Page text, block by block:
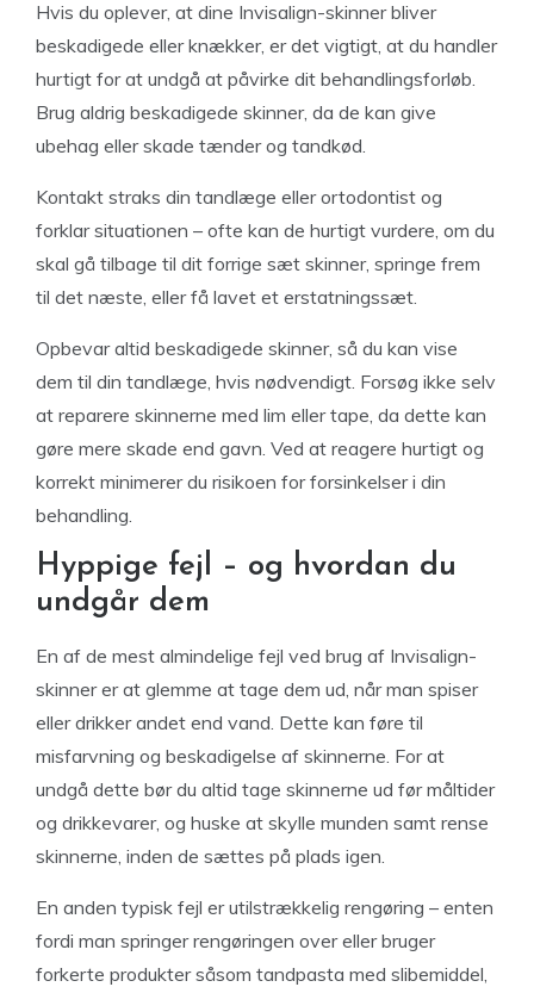
Hvis du oplever, at dine Invisalign-skinner bliver
beskadigede eller knækker, er det vigtigt, at du handler
hurtigt for at undgå at påvirke dit behandlingsforløb.
Brug aldrig beskadigede skinner, da de kan give
ubehag eller skade tænder og tandkød.
Kontakt straks din tandlæge eller ortodontist og
forklar situationen – ofte kan de hurtigt vurdere, om du
skal gå tilbage til dit forrige sæt skinner, springe frem
til det næste, eller få lavet et erstatningssæt.
Opbevar altid beskadigede skinner, så du kan vise
dem til din tandlæge, hvis nødvendigt. Forsøg ikke selv
at reparere skinnerne med lim eller tape, da dette kan
gøre mere skade end gavn. Ved at reagere hurtigt og
korrekt minimerer du risikoen for forsinkelser i din
behandling.
Hyppige fejl – og hvordan du
undgår dem
En af de mest almindelige fejl ved brug af Invisalign-
skinner er at glemme at tage dem ud, når man spiser
eller drikker andet end vand. Dette kan føre til
misfarvning og beskadigelse af skinnerne. For at
undgå dette bør du altid tage skinnerne ud før måltider
og drikkevarer, og huske at skylle munden samt rense
skinnerne, inden de sættes på plads igen.
En anden typisk fejl er utilstrækkelig rengøring – enten
fordi man springer rengøringen over eller bruger
forkerte produkter såsom tandpasta med slibemiddel,